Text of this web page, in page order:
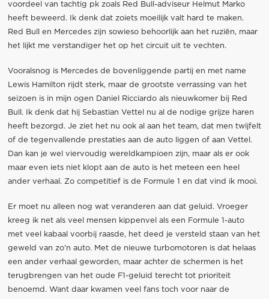
voordeel van tachtig pk zoals Red Bull-adviseur Helmut Marko
heeft beweerd. Ik denk dat zoiets moeilijk valt hard te maken.
Red Bull en Mercedes zijn sowieso behoorlijk aan het ruziën, maar
het lijkt me verstandiger het op het circuit uit te vechten.
Vooralsnog is Mercedes de bovenliggende partij en met name
Lewis Hamilton rijdt sterk, maar de grootste verrassing van het
seizoen is in mijn ogen Daniel Ricciardo als nieuwkomer bij Red
Bull. Ik denk dat hij Sebastian Vettel nu al de nodige grijze haren
heeft bezorgd. Je ziet het nu ook al aan het team, dat men twijfelt
of de tegenvallende prestaties aan de auto liggen of aan Vettel.
Dan kan je wel viervoudig wereldkampioen zijn, maar als er ook
maar even iets niet klopt aan de auto is het meteen een heel
ander verhaal. Zo competitief is de Formule 1 en dat vind ik mooi.
Er moet nu alleen nog wat veranderen aan dat geluid. Vroeger
kreeg ik net als veel mensen kippenvel als een Formule 1-auto
met veel kabaal voorbij raasde, het deed je versteld staan van het
geweld van zo’n auto. Met de nieuwe turbomotoren is dat helaas
een ander verhaal geworden, maar achter de schermen is het
terugbrengen van het oude F1-geluid terecht tot prioriteit
benoemd. Want daar kwamen veel fans toch voor naar de